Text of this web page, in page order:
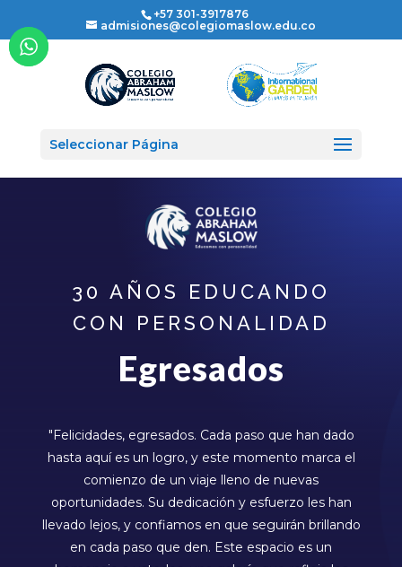
+57 301-3917876
admisiones@colegiomaslow.edu.co
Seleccionar Página
30 AÑOS EDUCANDO
CON PERSONALIDAD
Egresados
"Felicidades, egresados. Cada paso que han dado
hasta aquí es un logro, y este momento marca el
comienzo de un viaje lleno de nuevas
oportunidades. Su dedicación y esfuerzo les han
llevado lejos, y confiamos en que seguirán brillando
en cada paso que den. Este espacio es un